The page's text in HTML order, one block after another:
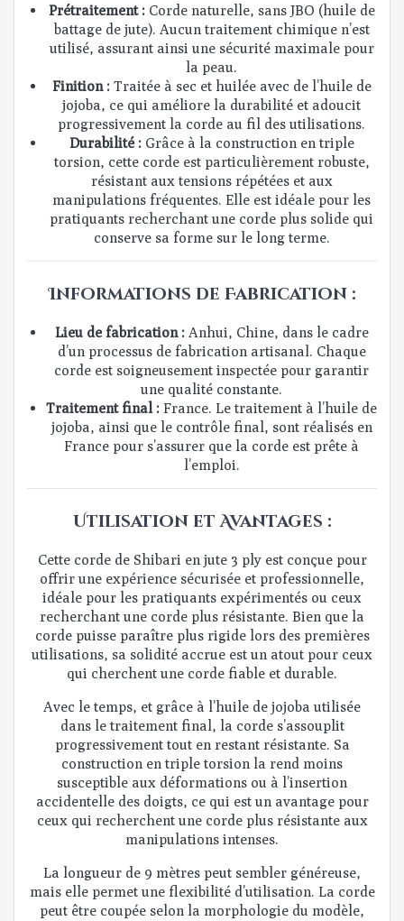
Prétraitement :Corde naturelle, sans JBO (huile de
battage de jute). Aucun traitement chimique n’est
utilisé, assurant ainsi une sécurité maximale pour
la peau.
Finition :Traitée à sec et huilée avec de l’huile de
jojoba, ce qui améliore la durabilité et adoucit
progressivement la corde au fil des utilisations.
Durabilité :Grâce à la construction en triple
torsion, cette corde est particulièrement robuste,
résistant aux tensions répétées et aux
manipulations fréquentes. Elle est idéale pour les
pratiquants recherchant une corde plus solide qui
conserve sa forme sur le long terme.
Informations de Fabrication :
Lieu de fabrication :Anhui, Chine, dans le cadre
d’un processus de fabrication artisanal. Chaque
corde est soigneusement inspectée pour garantir
une qualité constante.
Traitement final : France. Le traitement à l’huile de
jojoba, ainsi que le contrôle final, sont réalisés en
France pour s’assurer que la corde est prête à
l’emploi.
Utilisation et Avantages :
Cette corde de Shibari en jute 3 ply est conçue pour
offrir une expérience sécurisée et professionnelle,
idéale pour les pratiquants expérimentés ou ceux
recherchant une corde plus résistante. Bien que la
corde puisse paraître plus rigide lors des premières
utilisations, sa solidité accrue est un atout pour ceux
qui cherchent une corde fiable et durable.
Avec le temps, et grâce à l’huile de jojoba utilisée
dans le traitement final, la corde s’assouplit
progressivement tout en restant résistante. Sa
construction en triple torsion la rend moins
susceptible aux déformations ou à l’insertion
accidentelle des doigts, ce qui est un avantage pour
ceux qui recherchent une corde plus résistante aux
manipulations intenses.
La longueur de 9 mètres peut sembler généreuse,
mais elle permet une flexibilité d’utilisation. La corde
peut être coupée selon la morphologie du modèle,